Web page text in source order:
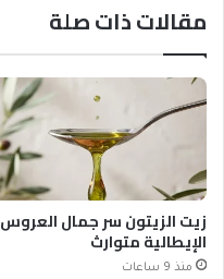
مقالات ذات صلة
زيت الزيتون سر جمال العروس
الإيطالية متوارث
منذ 9 ساعات